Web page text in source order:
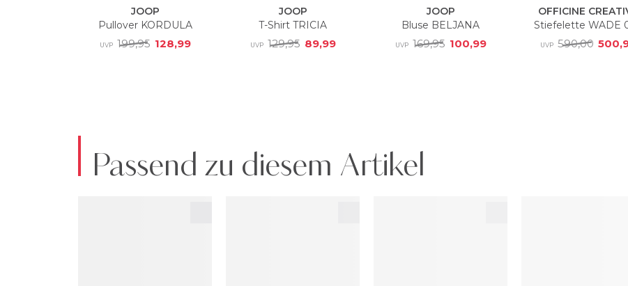
Passend zu diesem Artikel